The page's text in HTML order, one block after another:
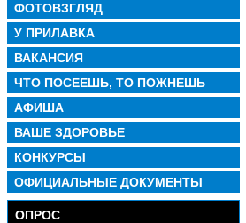
ФОТОВЗГЛЯД
У ПРИЛАВКА
ВАКАНСИЯ
ЧТО ПОСЕЕШЬ, ТО ПОЖНЕШЬ
АФИША
ВАШЕ ЗДОРОВЬЕ
КОНКУРСЫ
ОФИЦИАЛЬНЫЕ ДОКУМЕНТЫ
ОПРОС